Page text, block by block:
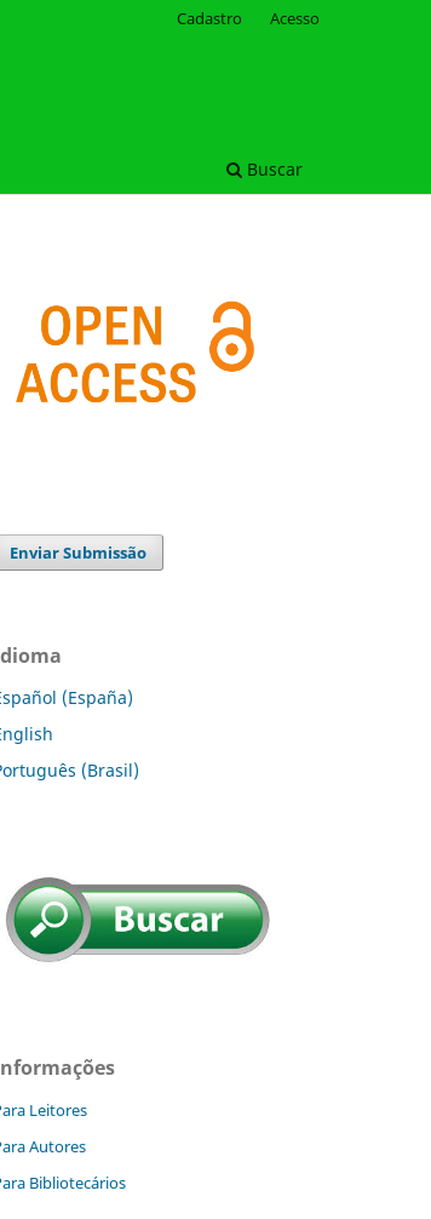
Buscar
Cadastro Acesso
Enviar Submissão
(España)
(Brasil)
Leitores
Autores
Bibliotecários